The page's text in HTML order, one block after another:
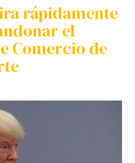
rápidamente
el
Comercio de